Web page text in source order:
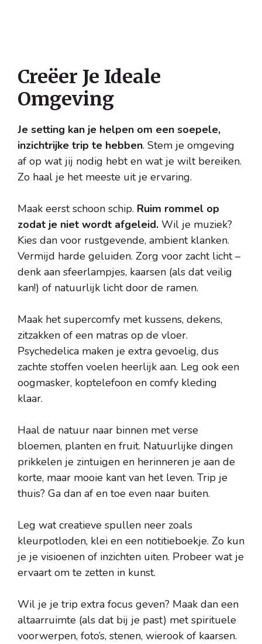
Creëer Je Ideale
Omgeving
Je setting kan je helpen om een soepele,
inzichtrijke trip te hebben. Stem je omgeving
af op wat jij nodig hebt en wat je wilt bereiken.
Zo haal je het meeste uit je ervaring.
Maak eerst schoon schip. Ruim rommel op
zodat je niet wordt afgeleid. Wil je muziek?
Kies dan voor rustgevende, ambient klanken.
Vermijd harde geluiden. Zorg voor zacht licht –
denk aan sfeerlampjes, kaarsen (als dat veilig
kan!) of natuurlijk licht door de ramen.
Maak het supercomfy met kussens, dekens,
zitzakken of een matras op de vloer.
Psychedelica maken je extra gevoelig, dus
zachte stoffen voelen heerlijk aan. Leg ook een
oogmasker, koptelefoon en comfy kleding
klaar.
Haal de natuur naar binnen met verse
bloemen, planten en fruit. Natuurlijke dingen
prikkelen je zintuigen en herinneren je aan de
korte, maar mooie kant van het leven. Trip je
thuis? Ga dan af en toe even naar buiten.
Leg wat creatieve spullen neer zoals
kleurpotloden, klei en een notitieboekje. Zo kun
je je visioenen of inzichten uiten. Probeer wat je
ervaart om te zetten in kunst.
Wil je je trip extra focus geven? Maak dan een
altaarruimte (als dat bij je past) met spirituele
voorwerpen, foto’s, stenen, wierook of kaarsen.